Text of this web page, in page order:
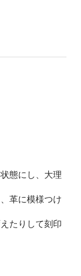
態にし、大理
革に模様つけ
たりして刻印